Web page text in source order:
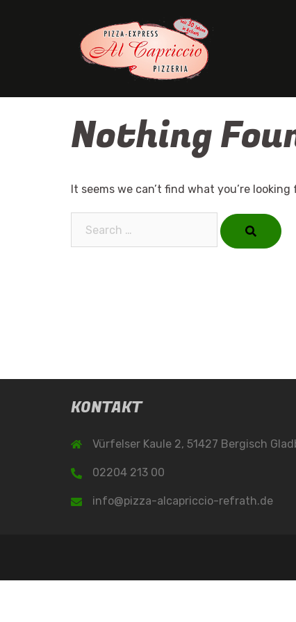
Nothing
It seems we can’t find what you’re
KONTAKT
Vürfelser Kaule 2, 51427 Bergisch
02204 213 00
info@pizza-alcapriccio-refrath.de